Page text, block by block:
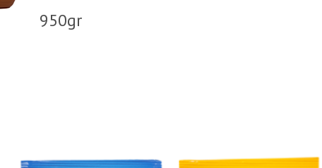
950gr